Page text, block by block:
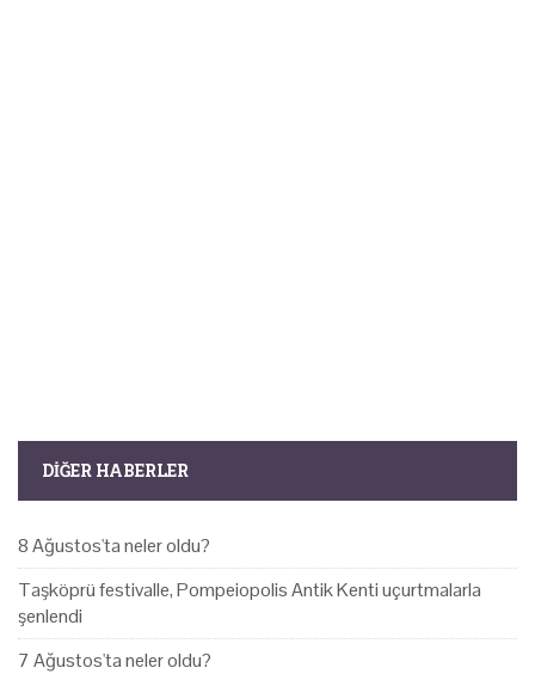
DIĞER HABERLER
8 Ağustos'ta neler oldu?
Taşköprü festivalle, Pompeiopolis Antik Kenti uçurtmalarla
şenlendi
7 Ağustos'ta neler oldu?